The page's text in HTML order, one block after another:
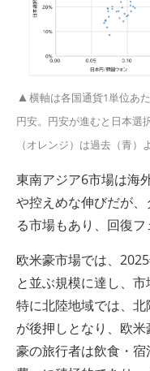
▲横軸は各国通貨1単位あ
円安。円安が進むと日本選
（オレンジ）は過去（青
東南アジア6市場は海
や控えめな伸びだが
る市場もあり、回復フ
欧米豪市場では、
と並ぶ規模に達し、市
特に北陸地域では、
が後押しとなり、欧
豪の旅行者は飲食・